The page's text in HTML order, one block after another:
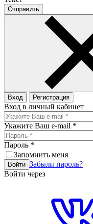
Отправить
Вход Регистрация
Вход в личный кабинет
Укажите Ваш e-mail *
Пароль *
Запомнить меня
Войти Забыли пароль?
Войти через